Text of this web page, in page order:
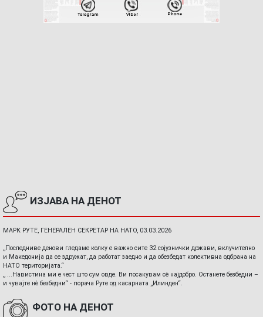
ИЗЈАВА НА ДЕНОТ
МАРК РУТЕ, ГЕНЕРАЛЕН СЕКРЕТАР НА НАТО, 03.03.2026
„Последниве денови гледаме колку е важно сите 32 сојузнички држави, вклучително
и Македонија да се здружат, да работат заедно и да обезбедат колективна одбрана на
НАТО територијата.“
„ ...Навистина ми е чест што сум овде. Ви посакувам сè најдобро. Останете безбедни –
и чувајте нè безбедни“ - порача Руте од касарната „Илинден“.
ФОТО НА ДЕНОТ